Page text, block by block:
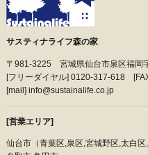
サスティナライフ森の家
〒981-3225 宮城県仙台市泉区福岡
[フリーダイヤル] 0120-317-618
[mail] info@sustainalife.co.jp
[営業エリア]
仙台市（青葉区,泉区,宮城野区,太白